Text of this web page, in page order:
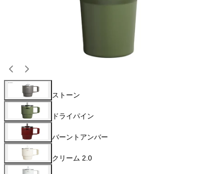
ストーン
ドライパイン
バーントアンバー
クリーム 2.0